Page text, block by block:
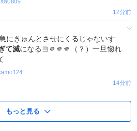
12分前
きゅんとさせにくるじゃないす
て滅になるヨ🫵🫵🫵（？）一旦惚れ
14分前
もっと見る